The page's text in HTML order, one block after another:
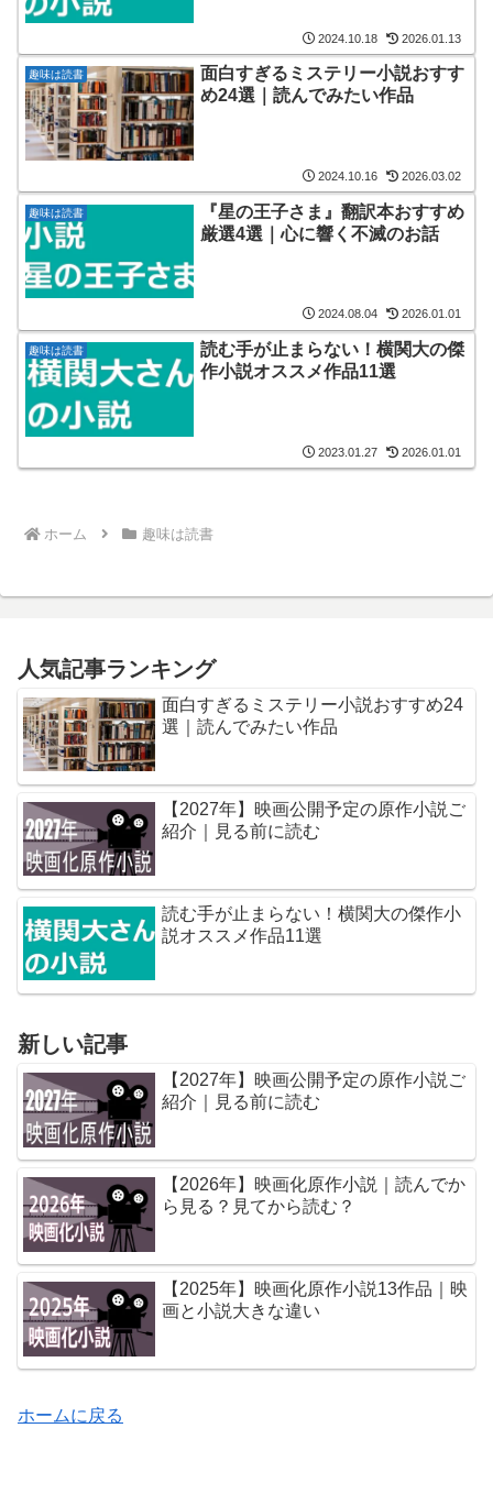
2024.10.18 2026.01.13
趣味は読書
面白すぎるミステリー小説おすす
め24選｜読んでみたい作品
2024.10.16 2026.03.02
趣味は読書
『星の王子さま』翻訳本おすすめ
厳選4選｜心に響く不滅のお話
2024.08.04 2026.01.01
趣味は読書
読む手が止まらない！横関大の傑
作小説オススメ作品11選
2023.01.27 2026.01.01
ホーム 趣味は読書
人気記事ランキング
面白すぎるミステリー小説おすすめ24
選｜読んでみたい作品
【2027年】映画公開予定の原作小説ご
紹介｜見る前に読む
読む手が止まらない！横関大の傑作小
説オススメ作品11選
新しい記事
【2027年】映画公開予定の原作小説ご
紹介｜見る前に読む
【2026年】映画化原作小説｜読んでか
ら見る？見てから読む？
【2025年】映画化原作小説13作品｜映
画と小説大きな違い
ホームに戻る